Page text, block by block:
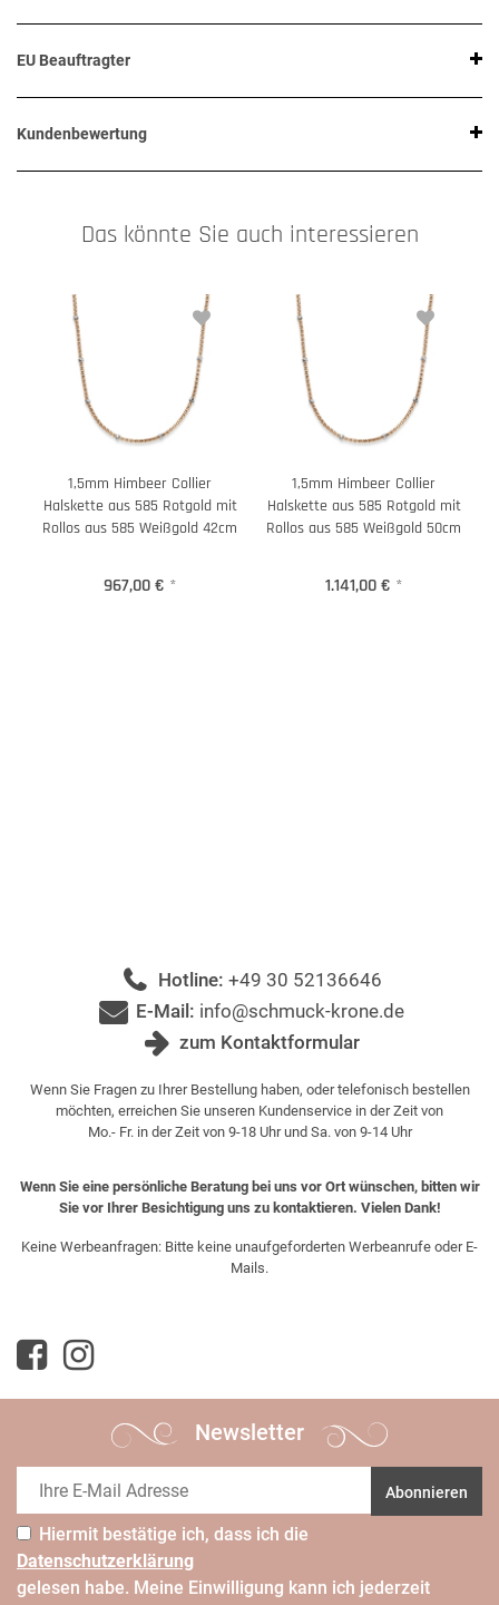
EU Beauftragter
Kundenbewertung
Das könnte Sie auch interessieren
1,5mm Himbeer Collier
Halskette aus 585 Rotgold mit
Rollos aus 585 Weißgold 42cm
967,00 € *
1,5mm Himbeer Collier
Halskette aus 585 Rotgold mit
Rollos aus 585 Weißgold 50cm
1.141,00 € *
Hotline: +49 30 52136646
E-Mail: info@schmuck-krone.de
zum Kontaktformular
Wenn Sie Fragen zu Ihrer Bestellung haben, oder telefonisch bestellen
möchten, erreichen Sie unseren Kundenservice in der Zeit von
Mo.- Fr. in der Zeit von 9-18 Uhr und Sa. von 9-14 Uhr
Wenn Sie eine persönliche Beratung bei uns vor Ort wünschen, bitten wir
Sie vor Ihrer Besichtigung uns zu kontaktieren. Vielen Dank!
Keine Werbeanfragen: Bitte keine unaufgeforderten Werbeanrufe oder E-
Mails.
Newsletter
Abonnieren
Hiermit bestätige ich, dass ich die
Daten­schutz­erklärung
gelesen habe. Meine Einwilligung kann ich jederzeit